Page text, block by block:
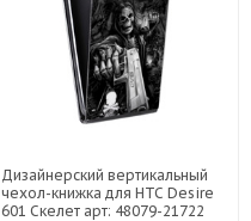
Дизайнерский вертикальный
чехол-книжка для HTC Desire
601 Скелет арт: 48079-21722